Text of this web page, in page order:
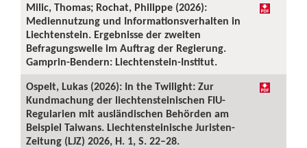
Milic, Thomas; Rochat, Philippe (2026):
Mediennutzung und Informationsverhalten in
Liechtenstein. Ergebnisse der zweiten
Befragungswelle im Auftrag der Regierung.
Gamprin-Bendern: Liechtenstein-Institut.
Ospelt, Lukas (2026): In the Twilight: Zur
Kundmachung der liechtensteinischen FIU-
Regularien mit ausländischen Behörden am
Beispiel Taiwans. Liechtensteinische Juristen-
Zeitung (LJZ) 2026, H. 1, S. 22–28.